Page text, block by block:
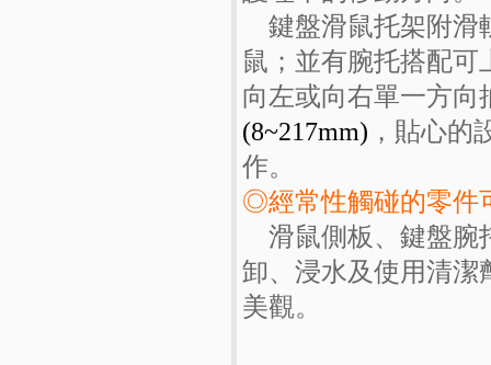
鍵盤滑鼠托架附滑
鼠；並有腕托搭配可
向左或向右單一方向
(8~217mm) ，貼心的
作。
◎經常性觸碰的零件
滑鼠側板、鍵盤腕
卸、浸水及使用清潔
美觀。